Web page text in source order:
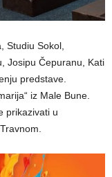
Studiu Sokol,
Josipu Čepuranu, Kati
predstave.
iz Male Bune.
prikazivati u